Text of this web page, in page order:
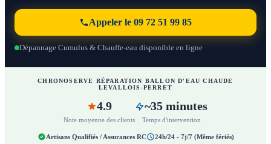
Appeler le 09 72 51 99 85
Dépannage Cumulus & Chauffe-eau disponible en ligne
CHRONOSERVE RÉPARATION BALLON D'EAU CHAUDE
LEVALLOIS-PERRET
4.9
Note moyenne des clients
~35 minutes
Temps d'intervention
Artisans Qualifiés / Assurances RC 24h/24 - 7j/7 (Même fériés)